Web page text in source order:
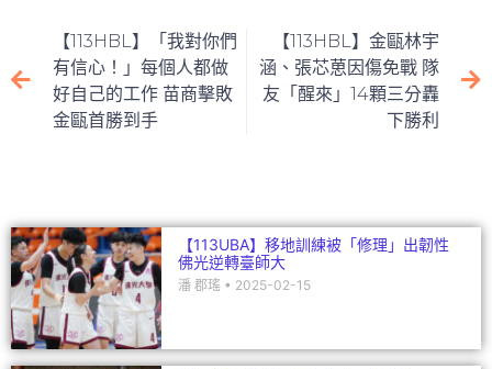
e
b
o
o
er l
at
e
dI
n
【113HBL】「我對你們
有信心！」每個人都做
好自己的工作 苗商擊敗
金甌首勝到手
【113HBL】金甌林宇
涵、張芯葸因傷免戰 隊
友「醒來」14顆三分轟
下勝利
【113UBA】移地訓練被「修理」出韌性
佛光逆轉臺師大
潘 郡瑤 2025-02-15